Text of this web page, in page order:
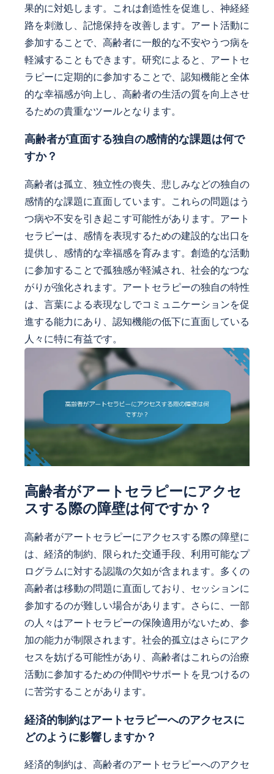
果的に対処します。これは創造性を促進し、神経経
路を刺激し、記憶保持を改善します。アート活動に
参加することで、高齢者に一般的な不安やうつ病を
軽減することもできます。研究によると、アートセ
ラピーに定期的に参加することで、認知機能と全体
的な幸福感が向上し、高齢者の生活の質を向上させ
るための貴重なツールとなります。
高齢者が直面する独自の感情的な課題は何で
すか？
高齢者は孤立、独立性の喪失、悲しみなどの独自の
感情的な課題に直面しています。これらの問題はう
つ病や不安を引き起こす可能性があります。アート
セラピーは、感情を表現するための建設的な出口を
提供し、感情的な幸福感を育みます。創造的な活動
に参加することで孤独感が軽減され、社会的なつな
がりが強化されます。アートセラピーの独自の特性
は、言葉による表現なしでコミュニケーションを促
進する能力にあり、認知機能の低下に直面している
人々に特に有益です。
高齢者がアートセラピーにアクセ
スする際の障壁は何ですか？
高齢者がアートセラピーにアクセスする際の障壁に
は、経済的制約、限られた交通手段、利用可能なプ
ログラムに対する認識の欠如が含まれます。多くの
高齢者は移動の問題に直面しており、セッションに
参加するのが難しい場合があります。さらに、一部
の人々はアートセラピーの保険適用がないため、参
加の能力が制限されます。社会的孤立はさらにアク
セスを妨げる可能性があり、高齢者はこれらの治療
活動に参加するための仲間やサポートを見つけるの
に苦労することがあります。
経済的制約はアートセラピーへのアクセスに
どのように影響しますか？
経済的制約は、高齢者のアートセラピーへのアクセ